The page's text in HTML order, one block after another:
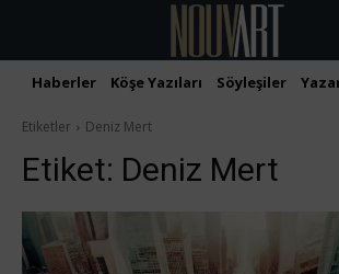
Haberler Köşe Yazıları Söyleşiler
Etiketler Deniz Mert
Etiket: Deniz Mert